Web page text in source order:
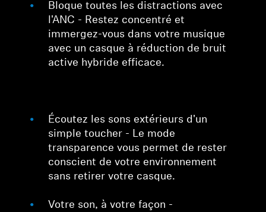
Bloque toutes les distractions avec
l'ANC - Restez concentré et
immergez-vous dans votre musique
avec un casque à réduction de bruit
active hybride efficace.
Écoutez les sons extérieurs d'un
simple toucher - Le mode
transparence vous permet de rester
conscient de votre environnement
sans retirer votre casque.
Votre son, à votre façon -